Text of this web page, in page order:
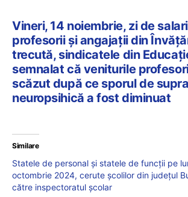
Vineri, 14 noiembrie, zi de
profesorii și angajații din
trecută, sindicatele din
semnalat că veniturile
scăzut după ce sporul de
neuropsihică a fost diminuat
Similare
Statele de personal și statele de funcții pe
octombrie 2024, cerute școlilor din județul
către inspectoratul școlar